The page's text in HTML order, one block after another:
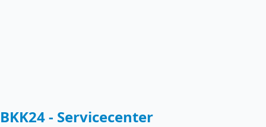
BKK24 - Servicecenter